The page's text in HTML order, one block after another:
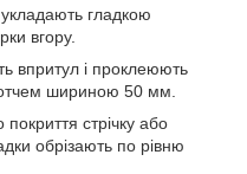
гладкою
вгору.
впритул і проклеюють
шириною 50 мм.
покриття стрічку або
обрізають по рівню